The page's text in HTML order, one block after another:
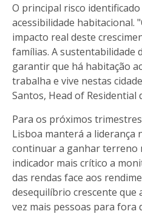
O principal risco
acessibilidade habitacional.
impacto real deste
famílias. A sustentabilidade
garantir que há habitação
trabalha e vive nestas
Santos, Head of Residential
Para os próximos
Lisboa manterá a liderança
continuar a ganhar terreno
indicador mais crítico a
das rendas face aos
desequilíbrio crescente que
vez mais pessoas para fora